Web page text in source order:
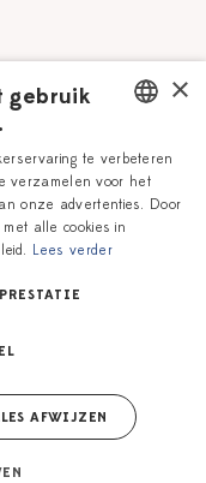
DUTCH
ENGLISH
×
gebruik
te verbeteren
verzamelen voor het
onze advertenties. Door
alle cookies in
Lees verder
PRESTATIE
AFWIJZEN